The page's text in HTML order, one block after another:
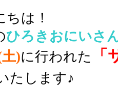
は！
ひろき おにいさ
土)に行われた
たします♪